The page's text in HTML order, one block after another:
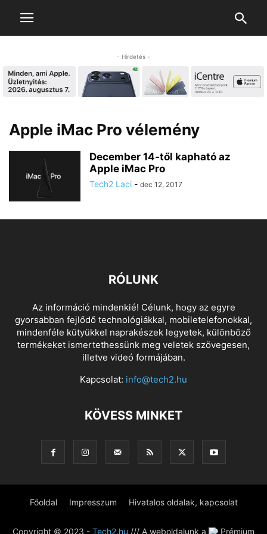
- Hirdetés -
Apple iMac Pro vélemény
December 14-től kapható az
Apple iMac Pro
Tech2 Laci - dec 12, 2017
RÓLUNK
Az információ mindenkié! Célunk, hogy az egyre
gyorsabban fejlődő technológiákkal, mobiletelefonokkal,
mindenféle kütyükkel naprakészek legyetek, különböző
termékeket ismertethessünk meg veletek szövegesen,
illetve videó formájában.
Kapcsolat: info@tech2.hu
KÖVESS MINKET
Főoldal Impresszum Hivatalos oldalak, kapcsolat
Copyright © 2023 - Tech2.hu /// A weboldalunk a Prémium